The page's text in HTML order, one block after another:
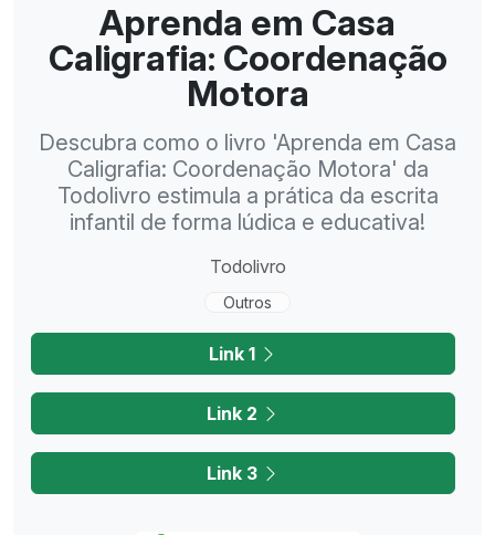
Aprenda em Casa
Caligrafia: Coordenação
Motora
Descubra como o livro 'Aprenda em Casa
Caligrafia: Coordenação Motora' da
Todolivro estimula a prática da escrita
infantil de forma lúdica e educativa!
Todolivro
Outros
Link 1
Link 2
Link 3